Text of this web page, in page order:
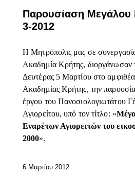
Παρουσίαση Μεγάλου
3-2012
Η Μητρόπολις μας σε
Ακαδημία Κρήτης, διοργάνωσαν
Δευτέρας 5 Μαρτίου στο
Ακαδημίας Κρήτης, την
έργου του Πανοσιολογιωτάτου
Αγιορείτου, υπό τον τίτλο: «
Εναρέτων Αγιορειτών του
2000».
6 Μαρτίου 2012